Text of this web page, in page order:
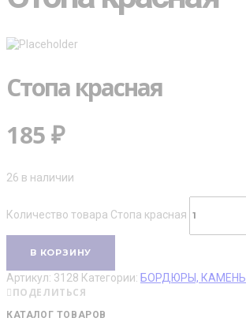
Стопа красная
185₽
26 в наличии
Количество товара Стопа красная
В КОРЗИНУ
Артикул: 3128 Категории: БОРДЮРЫ, КАМЕНЬ
ПОДЕЛИТЬСЯ
КАТАЛОГ ТОВАРОВ